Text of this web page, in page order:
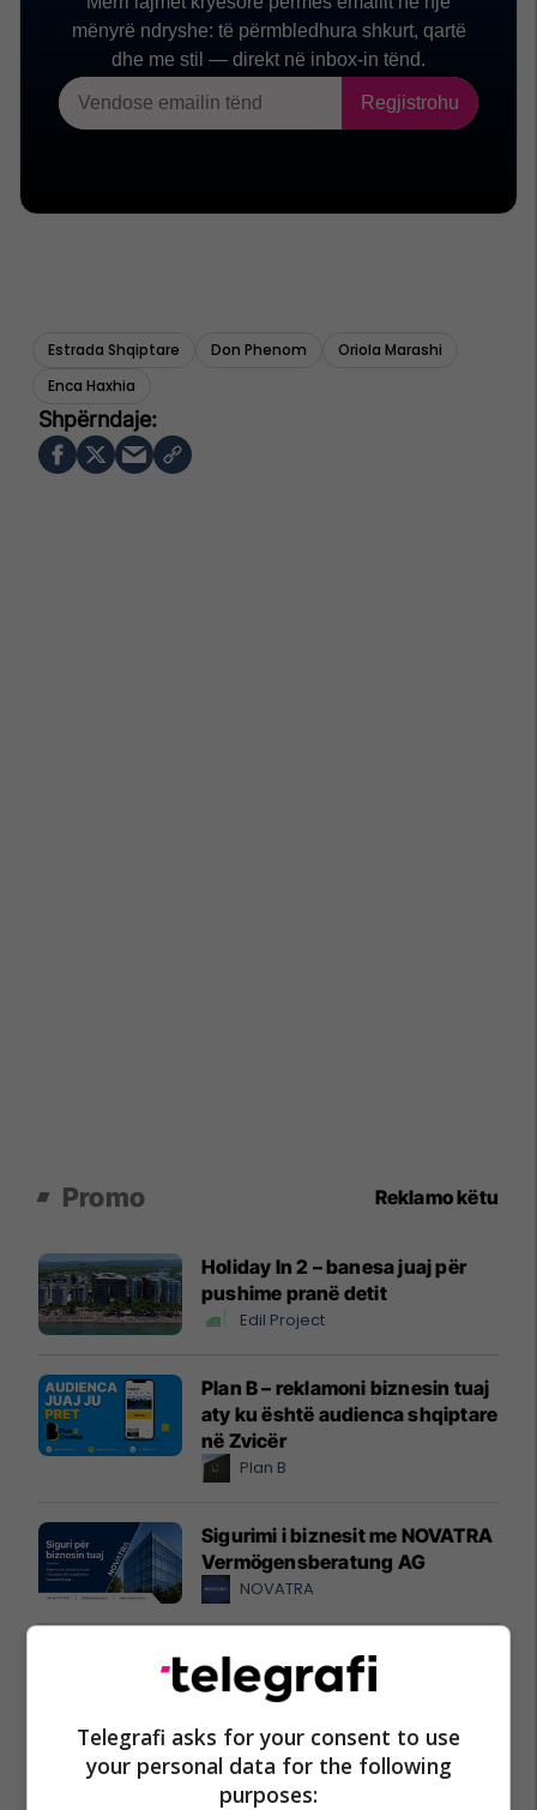
Estrada Shqiptare Don Phenom
Oriola Marashi
Enca Haxhia
Promo Reklamo këtu
Holiday In 2 – banesa juaj për
pushime pranë detit
Edil Project
Plan B – reklamoni biznesin tuaj
aty ku është audienca shqiptare
në Zvicër
Plan B
Sigurimi i biznesit me NOVATRA
Vermögensberatung AG
NOVATRA
IMAX/ Cineplexx në Albi Mall,
thyen rekorde rajonale me
"Odisea"
Albi Mall
Telegrafi asks for your consent to use
your personal data for the following
purposes: